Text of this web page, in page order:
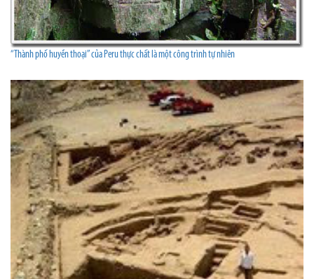
‘‘Thành phố huyền thoại’’ của Peru thực chất là một công trình tự nhiên